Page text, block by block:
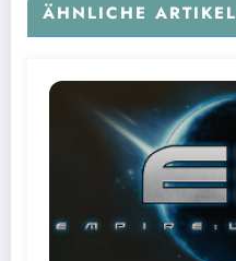
ÄHNLICHE ARTIKEL